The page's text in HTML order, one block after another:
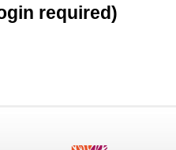
required)